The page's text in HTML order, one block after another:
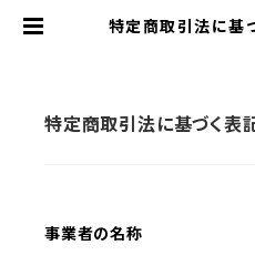
特定商取引法に基
特定商取引法に基づく表
事業者の名称